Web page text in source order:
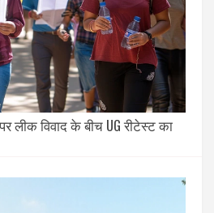
लीक विवाद के बीच UG रीटेस्ट का